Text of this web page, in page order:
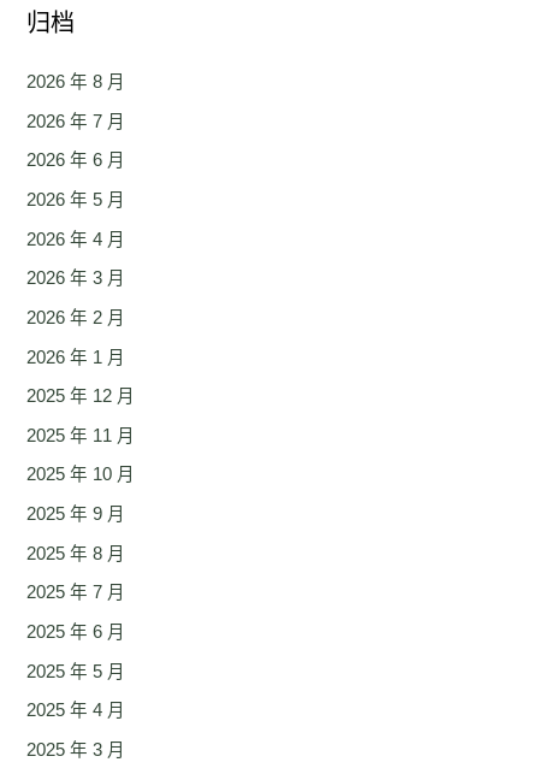
归档
2026 年 8 月
2026 年 7 月
2026 年 6 月
2026 年 5 月
2026 年 4 月
2026 年 3 月
2026 年 2 月
2026 年 1 月
2025 年 12 月
2025 年 11 月
2025 年 10 月
2025 年 9 月
2025 年 8 月
2025 年 7 月
2025 年 6 月
2025 年 5 月
2025 年 4 月
2025 年 3 月